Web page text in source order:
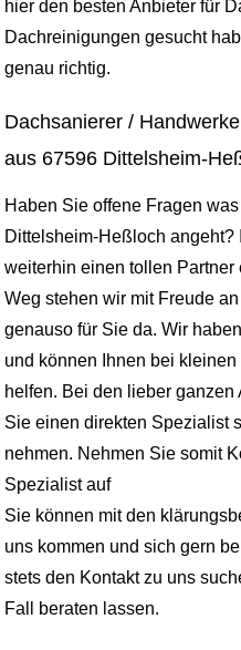
hier den besten Anbieter für
Dachreinigungen gesucht
genau richtig.
Dachsanierer /
aus 67596 Dittelsheim-
Haben Sie offene Fragen
Dittelsheim-Heßloch
weiterhin einen tollen
Weg stehen wir mit Freude
genauso für Sie da. Wir
und können Ihnen bei
helfen. Bei den lieber
Sie einen direkten Spezialist
nehmen. Nehmen Sie somit
Spezialist auf
Sie können mit den
uns kommen und sich gern
stets den Kontakt zu uns
Fall beraten lassen.